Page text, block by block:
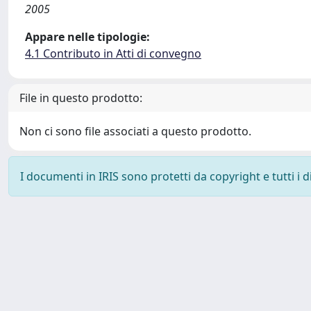
2005
Appare nelle tipologie:
4.1 Contributo in Atti di convegno
File in questo prodotto:
Non ci sono file associati a questo prodotto.
I documenti in IRIS sono protetti da copyright e tutti i